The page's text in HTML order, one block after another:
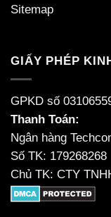
Sitemap
GIẤY PHÉP
GPKD số
Thanh Toán:
Ngân hàng
Số TK: 179268268
Chủ TK: CTY